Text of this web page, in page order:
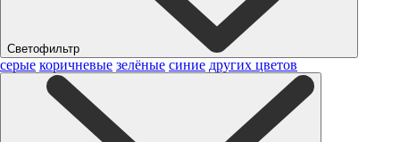
Светофильтр
серые коричневые зелёные синие других цветов